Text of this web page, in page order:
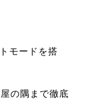
モードを搭
の隅まで徹底